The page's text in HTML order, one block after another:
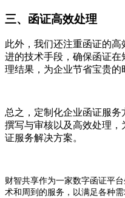
三、函证高效处理
此外，我们还注重函证的
进的技术手段，确保函证
理结果，为企业节省宝贵的
总之，定制化企业函证服务
撰写与审核以及高效处理
证服务解决方案。
财智共享作为一家数字函证平
术和周到的服务，以满足各种